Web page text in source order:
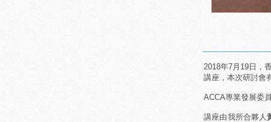
2018年7月19日，
講座，本次研討會
ACCA專業發展委
講座由我所合夥人